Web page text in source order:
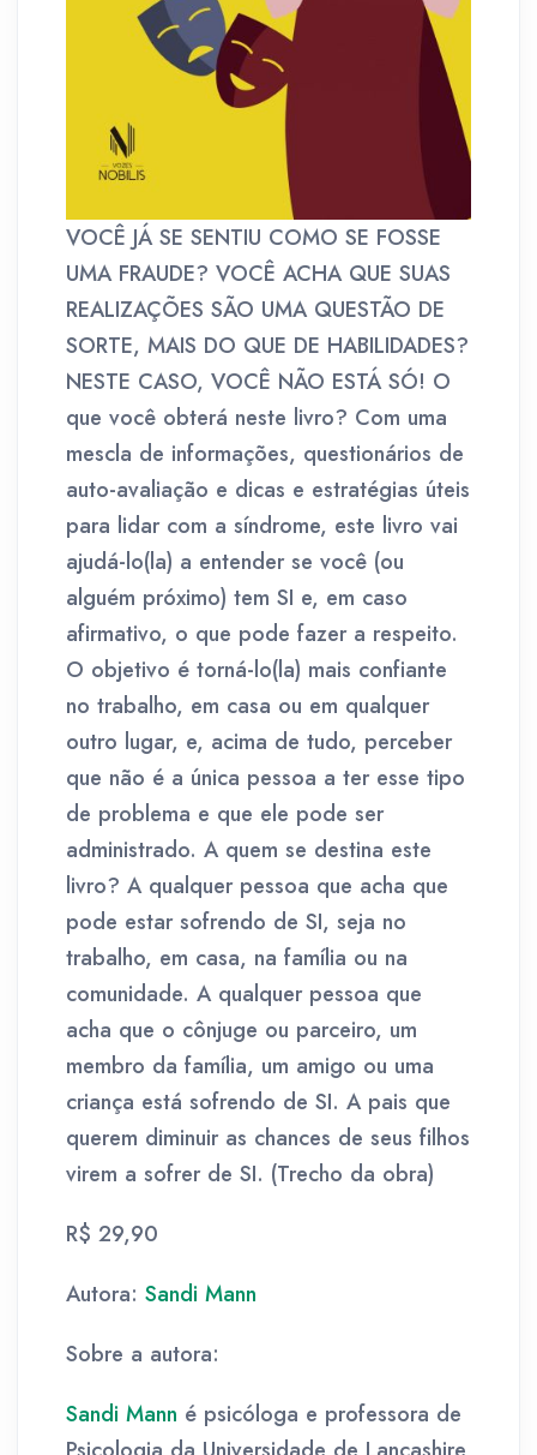
VOCÊ JÁ SE SENTIU COMO SE FOSSE
UMA FRAUDE? VOCÊ ACHA QUE SUAS
REALIZAÇÕES SÃO UMA QUESTÃO DE
SORTE, MAIS DO QUE DE HABILIDADES?
NESTE CASO, VOCÊ NÃO ESTÁ SÓ! O
que você obterá neste livro? Com uma
mescla de informações, questionários de
auto-avaliação e dicas e estratégias úteis
para lidar com a síndrome, este livro vai
ajudá-lo(la) a entender se você (ou
alguém próximo) tem SI e, em caso
afirmativo, o que pode fazer a respeito.
O objetivo é torná-lo(la) mais confiante
no trabalho, em casa ou em qualquer
outro lugar, e, acima de tudo, perceber
que não é a única pessoa a ter esse tipo
de problema e que ele pode ser
administrado. A quem se destina este
livro? A qualquer pessoa que acha que
pode estar sofrendo de SI, seja no
trabalho, em casa, na família ou na
comunidade. A qualquer pessoa que
acha que o cônjuge ou parceiro, um
membro da família, um amigo ou uma
criança está sofrendo de SI. A pais que
querem diminuir as chances de seus filhos
virem a sofrer de SI. (Trecho da obra)
R$ 29,90
Autora: Sandi Mann
Sobre a autora:
Sandi Mann é psicóloga e professora de